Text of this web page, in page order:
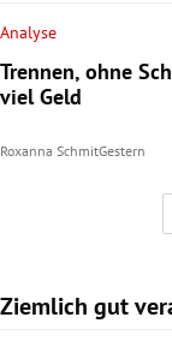
Analyse
Trennen, ohne
viel Geld
Roxanna SchmitGestern
Ziemlich gut